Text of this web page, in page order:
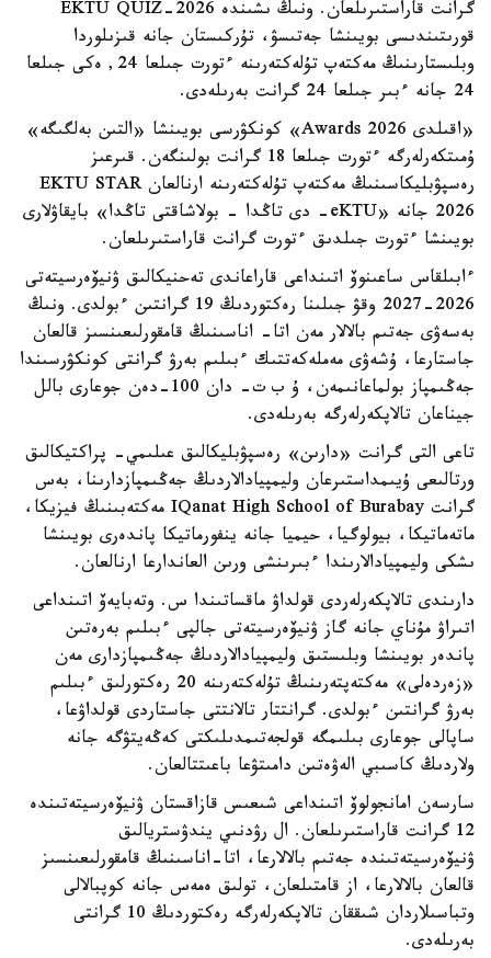
گرانت قاراستىرىلعان. ونىڭ ىشىندە EKTU QUIZ-2026
قورىتىندىسى بويىنشا جەتىسۋ، تۇركىستان جانە قىزىلوردا
وبلىستارىنىڭ مەكتەپ تۇلەكتەرىنە ءتورت جىلعا 24, ەكى جىلعا
24 جانە ءبىر جىلعا 24 گرانت بەرىلەدى.
«اقىلدى Awards 2026» كونكۋرسى بويىنشا «التىن بەلگىگە»
ۇمىتكەرلەرگە ءتورت جىلعا 18 گرانت بولىنگەن. قىرعىز
رەسپۋبليكاسىنىڭ مەكتەپ تۇلەكتەرىنە ارنالعان EKTU STAR
2026 جانە «eKTU- دى تاڭدا - بولاشاقتى تاڭدا» بايقاۋلارى
بويىنشا ءتورت جىلدىق ءتورت گرانت قاراستىرىلعان.
ءابىلقاس ساعىنوۆ اتىنداعى قاراعاندى تەحنيكالىق ۋنيۆەرسيتەتى
2026-2027 وقۋ جىلىنا رەكتوردىڭ 19 گرانتىن ءبولدى. ونىڭ
بەسەۋى جەتىم بالالار مەن اتا- اناسىنىڭ قامقورلىعىنسىز قالعان
جاستارعا، ۇشەۋى مەملەكەتتىك ءبىلىم بەرۋ گرانتى كونكۋرسىندا
جەڭىمپاز بولماعانىمەن، ۇ ب ت- دان 100-دەن جوعارى بالل
جيناعان تالاپكەرلەرگە بەرىلەدى.
تاعى التى گرانت «دارىن» رەسپۋبليكالىق عىلىمي- پراكتيكالىق
ورتالىعى ۇيىمداستىرعان وليمپيادالاردىڭ جەڭىمپازدارىنا، بەس
گرانت IQanat High School of Burabay مەكتەبىنىڭ فيزيكا،
ماتەماتيكا، بيولوگيا، حيميا جانە ينفورماتيكا پاندەرى بويىنشا
ىشكى وليمپيادالارىندا ءبىرىنشى ورىن العاندارعا ارنالعان.
دارىندى تالاپكەرلەردى قولداۋ ماقساتىندا س. وتەبايەۆ اتىنداعى
اتىراۋ مۇناي جانە گاز ۋنيۆەرسيتەتى جالپى ءبىلىم بەرەتىن
پاندەر بويىنشا وبلىستىق وليمپيادالاردىڭ جەڭىمپازدارى مەن
«زەردەلى» مەكتەپتەرىنىڭ تۇلەكتەرىنە 20 رەكتورلىق ءبىلىم
بەرۋ گرانتىن ءبولدى. گرانتتار تالانتتى جاستاردى قولداۋعا،
ساپالى جوعارى بىلىمگە قولجەتىمدىلىكتى كەڭەيتۋگە جانە
ولاردىڭ كاسىبي الەۋەتىن دامىتۋعا باعىتتالعان.
سارسەن امانجولوۆ اتىنداعى شىعىس قازاقستان ۋنيۆەرسيتەتىندە
12 گرانت قاراستىرىلعان. ال رۋدنىي يندۋستريالىق
ۋنيۆەرسيتەتىندە جەتىم بالالارعا، اتا-اناسىنىڭ قامقورلىعىنسىز
قالعان بالالارعا، از قامتىلعان، تولىق ەمەس جانە كوپبالالى
وتباسىلاردان شىققان تالاپكەرلەرگە رەكتوردىڭ 10 گرانتى
بەرىلەدى.